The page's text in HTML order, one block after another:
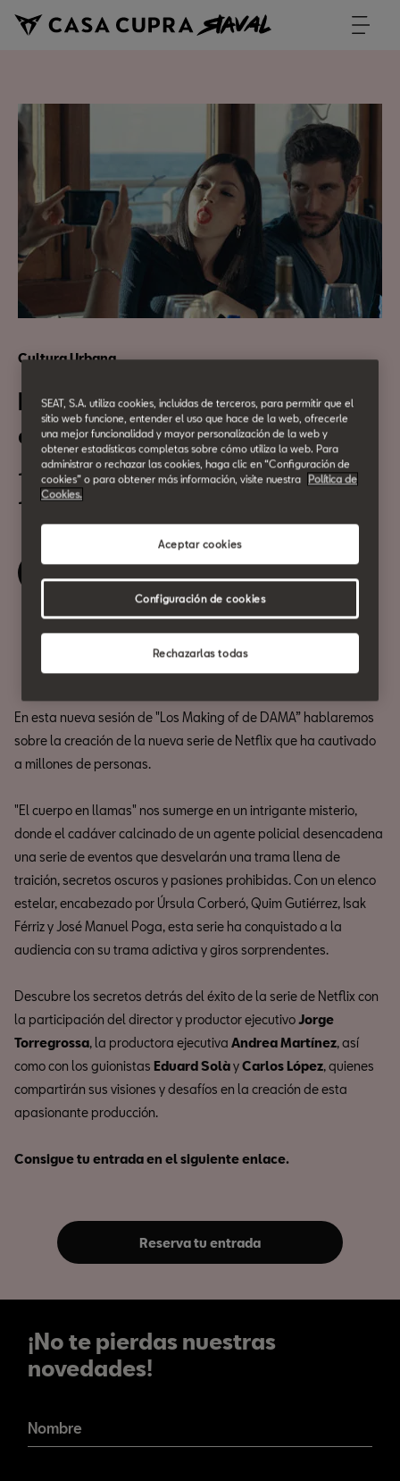
Cultura Urbana
Los Making of de DAMA: El
cuerpo en llamas
18 de Octubre
18:30h
Compartir
En esta nueva sesión de "Los Making of de DAMA” hablaremos
sobre la creación de la nueva serie de Netflix que ha cautivado
a millones de personas.
"El cuerpo en llamas" nos sumerge en un intrigante misterio,
donde el cadáver calcinado de un agente policial desencadena
una serie de eventos que desvelarán una trama llena de
traición, secretos oscuros y pasiones prohibidas. Con un elenco
estelar, encabezado por Úrsula Corberó, Quim Gutiérrez, Isak
Férriz y José Manuel Poga, esta serie ha conquistado a la
audiencia con su trama adictiva y giros sorprendentes.
Descubre los secretos detrás del éxito de la serie de Netflix con
la participación del director y productor ejecutivoJorge
Torregrossa, la productora ejecutiva Andrea Martínez, así
como con los guionistas Eduard SolàyCarlos López, quienes
compartirán sus visiones y desafíos en la creación de esta
apasionante producción.
Consigue tu entrada en el siguiente enlace.
Reserva tu entrada
¡No te pierdas nuestras
novedades!
novedades!
Nombre
SEAT, S.A. utiliza cookies, incluidas de terceros, para permitir que el
sitio web funcione, entender el uso que hace de la web, ofrecerle
una mejor funcionalidad y mayor personalización de la web y
obtener estadísticas completas sobre cómo utiliza la web. Para
administrar o rechazar las cookies, haga clic en “Configuración de
cookies” o para obtener más información, visite nuestra
Política de
Cookies.
Rechazarlas todas
Aceptar cookies
Configuración de cookies